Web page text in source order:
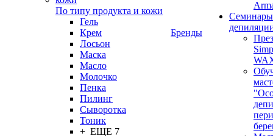
По типу продукта и кожи
Гель
Крем
Лосьон
Маска
Масло
Молочко
Пенка
Пилинг
Сыворотка
Тоник
+ ЕЩЕ 7
Бренды